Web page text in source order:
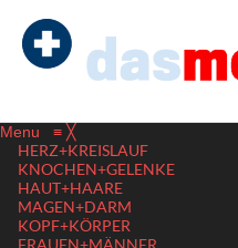
Menu ≡ ╳
HERZ+KREISLAUF
KNOCHEN+GELENKE
HAUT+HAARE
MAGEN+DARM
KOPF+KÖRPER
FRAUEN+MÄNNER